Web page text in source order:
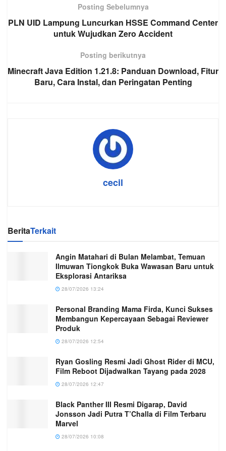
Posting Sebelumnya
PLN UID Lampung Luncurkan HSSE Command Center
untuk Wujudkan Zero Accident
Posting berikutnya
Minecraft Java Edition 1.21.8: Panduan Download, Fitur
Baru, Cara Instal, dan Peringatan Penting
cecil
BeritaTerkait
Angin Matahari di Bulan Melambat, Temuan
Ilmuwan Tiongkok Buka Wawasan Baru untuk
Eksplorasi Antariksa
28/07/2026 13:24
Personal Branding Mama Firda, Kunci Sukses
Membangun Kepercayaan Sebagai Reviewer
Produk
28/07/2026 12:54
Ryan Gosling Resmi Jadi Ghost Rider di MCU,
Film Reboot Dijadwalkan Tayang pada 2028
28/07/2026 12:47
Black Panther III Resmi Digarap, David
Jonsson Jadi Putra T’Challa di Film Terbaru
Marvel
28/07/2026 10:08